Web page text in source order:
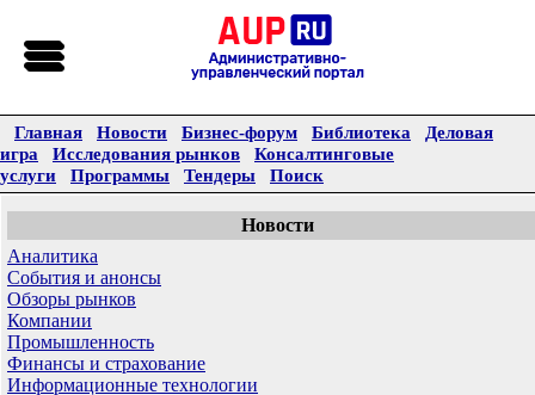
Главная Новости Бизнес-форум Библиотека
Деловая
игра
Исследования рынков
Консалтинговые
услуги
Программы Тендеры Поиск
Новости
Аналитика
События и анонсы
Обзоры рынков
Компании
Промышленность
Финансы и страхование
Информационные технологии